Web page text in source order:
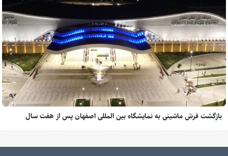
بازگشت فرش ماشینی به نمایشگاه بین المللی اصفهان پس از هفت سال